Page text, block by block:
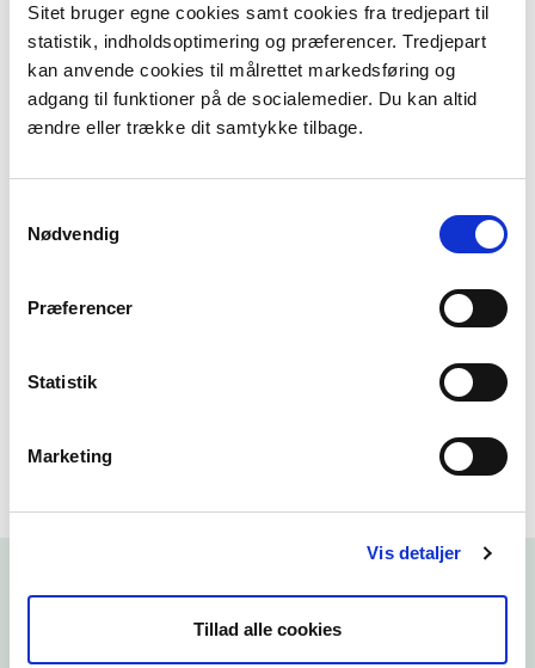
Sitet bruger egne cookies samt cookies fra tredjepart til
statistik, indholdsoptimering og præferencer. Tredjepart
kan anvende cookies til målrettet markedsføring og
adgang til funktioner på de socialemedier. Du kan altid
ændre eller trække dit samtykke tilbage.
Nødvendig
Præferencer
Statistik
Marketing
Vis detaljer
Tillad alle cookies
232. Lillering Skov, Stjær Skov, Tåstrup
Sø og Tåstrup Mose
236. Bygholm Ådal